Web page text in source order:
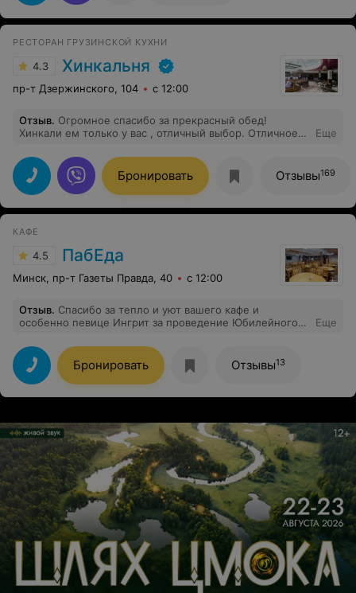
РЕСТОРАН ГРУЗИНСКОЙ КУХНИ
4.3 Хинкальня
пр-т Дзержинского, 104 с 12:00
Отзыв. Огромное спасибо за прекрасный обед!
Хинкали ем только у вас , отличный выбор. Отличное
Еще
Бронировать Отзывы169
КАФЕ
4.5 ПабЕда
Минск, пр-т Газеты Правда, 40 с 12:00
Отзыв. Спасибо за тепло и уют вашего кафе и
особенно певице Ингрит за проведение Юбилейного
музыке и атмосферее, хочется вернуться в этот вечер
ещё. Расположение кафе великолепное. Немного не
хватает оффициантов и охраны, но благодаря Ингрит
наш вечер прошёл на ура.
Еще
Бронировать Отзывы13